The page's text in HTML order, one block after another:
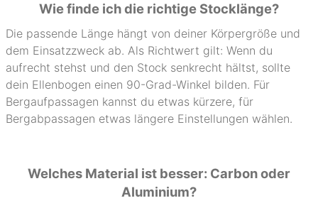
Wie finde ich die richtige Stocklänge?
Die passende Länge hängt von deiner Körpergröße und
dem Einsatzzweck ab. Als Richtwert gilt: Wenn du
aufrecht stehst und den Stock senkrecht hältst, sollte
dein Ellenbogen einen 90-Grad-Winkel bilden. Für
Bergaufpassagen kannst du etwas kürzere, für
Bergabpassagen etwas längere Einstellungen wählen.
Welches Material ist besser: Carbon oder
Aluminium?